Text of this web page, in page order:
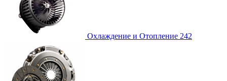
Охлаждение и Отопление 242